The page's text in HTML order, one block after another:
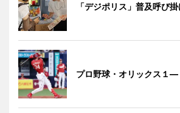
「デジポリス」普及呼び
プロ野球・オリックス１―